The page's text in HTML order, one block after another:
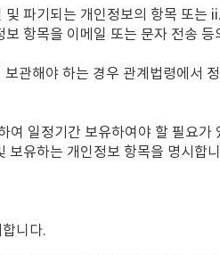
파기되는 개인정보의 항목 또는
항목을 이메일 또는 문자 전송 등
관해야 하는 경우 관계법령에서
여 일정기간 보유하여야 할 필요가
보유하는 개인정보 항목을 명시합
니다.